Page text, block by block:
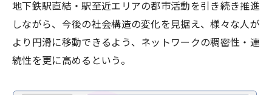
地下鉄駅直結・駅至近エリアの都市活動を引き続き推進
しながら、今後の社会構造の変化を見据え、様々な人が
より円滑に移動できるよう、ネットワークの稠密性・連
続性を更に高めるという。